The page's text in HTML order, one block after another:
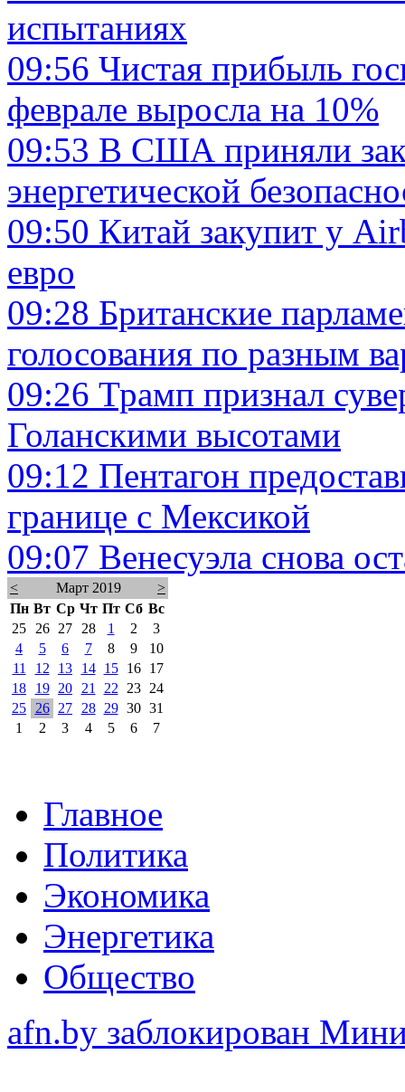
испытаниях
09:56 Чистая прибыль
феврале выросла на 10%
09:53 В США приняли
энергетической
09:50 Китай закупит у
евро
09:28 Британские
голосования по разным
09:26 Трамп признал
Голанскими высотами
09:12 Пентагон
границе с Мексикой
09:07 Венесуэла снова
< Март 2019
>
Пн Вт Ср Чт Пт Сб Вс
25
26 27 28 1 2
3
4
5 6 7 8 9
10
11
12 13 14 15 16
17
18
19 20 21 22 23
24
25
26 27 28 29 30 31
1
2 3 4 5 6 7
Главное
Политика
Экономика
Энергетика
Общество
afn.by заблокирован